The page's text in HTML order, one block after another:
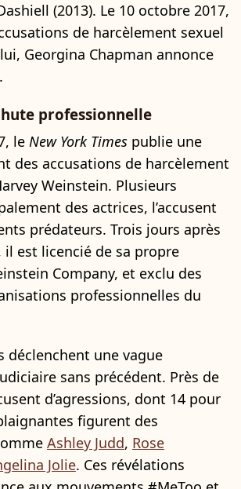
(2013). Le 10 octobre 2017,
de harcèlement sexuel
Georgina Chapman annonce
professionnelle
le New York Times publie une
des accusations de harcèlement
Weinstein. Plusieurs
des actrices, l’accusent
prédateurs. Trois jours après
il est licencié de sa propre
Company, et exclu des
professionnelles du
déclenchent une vague
sans précédent. Près de
d’agressions, dont 14 pour
figurent des
Ashley Judd, Rose
Jolie. Ces révélations